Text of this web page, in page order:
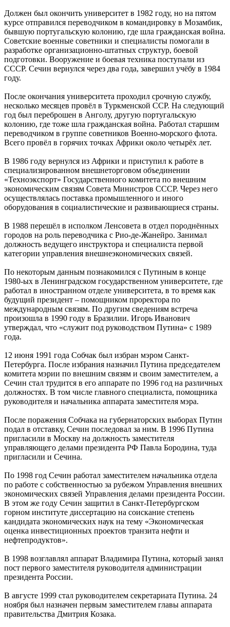
Должен был окончить университет в 1982 году, но на пятом
курсе отправился переводчиком в командировку в Мозамбик,
бывшую португальскую колонию, где шла гражданская война.
Советские военные советники и специалисты помогали в
разработке организационно-штатных структур, боевой
подготовки. Вооружение и боевая техника поступали из
СССР. Сечин вернулся через два года, завершил учёбу в 1984
году.
После окончания университета проходил срочную службу,
несколько месяцев провёл в Туркменской ССР. На следующий
год был переброшен в Анголу, другую португальскую
колонию, где тоже шла гражданская война. Работал старшим
переводчиком в группе советников Военно-морского флота.
Всего провёл в горячих точках Африки около четырёх лет.
В 1986 году вернулся из Африки и приступил к работе в
специализированном внешнеторговом объединении
«Техноэкспорт» Государственного комитета по внешним
экономическим связям Совета Министров СССР. Через него
осуществлялась поставка промышленного и иного
оборудования в социалистические и развивающиеся страны.
В 1988 перешёл в исполком Ленсовета в отдел породнённых
городов на роль переводчика с Рио-де-Жанейро. Занимал
должность ведущего инструктора и специалиста первой
категории управления внешнеэкономических связей.
По некоторым данным познакомился с Путиным в конце
1980-ых в Ленинградском государственном университете, где
работал в иностранном отделе университета, в то время как
будущий президент – помощником проректора по
международным связям. По другим сведениям встреча
произошла в 1990 году в Бразилии. Игорь Иванович
утверждал, что «служит под руководством Путина» с 1989
года.
12 июня 1991 года Собчак был избран мэром Санкт-
Петербурга. После избрания назначил Путина председателем
комитета мэрии по внешним связям и своим заместителем, а
Сечин стал трудится в его аппарате по 1996 год на различных
должностях. В том числе главного специалиста, помощника
руководителя и начальника аппарата заместителя мэра.
После поражения Собчака на губернаторских выборах Путин
подал в отставку, Сечин последовал за ним. В 1996 Путина
пригласили в Москву на должность заместителя
управляющего делами президента РФ Павла Бородина, туда
пригласили и Сечина.
По 1998 год Сечин работал заместителем начальника отдела
по работе с собственностью за рубежом Управления внешних
экономических связей Управления делами президента России.
В этом же году Сечин защитил в Санкт-Петербургском
горном институте диссертацию на соискание степень
кандидата экономических наук на тему «Экономическая
оценка инвестиционных проектов транзита нефти и
нефтепродуктов».
В 1998 возглавлял аппарат Владимира Путина, который занял
пост первого заместителя руководителя администрации
президента России.
В августе 1999 стал руководителем секретариата Путина. 24
ноября был назначен первым заместителем главы аппарата
правительства Дмитрия Козака.